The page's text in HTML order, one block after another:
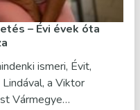
– Évi évek óta
ismeri, Évit,
a Viktor
Vármegye…